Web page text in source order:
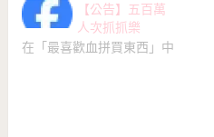
【公告】五百萬
人次抓抓樂
在「最喜歡血拼買東西」中